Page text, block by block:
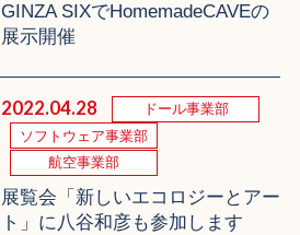
GINZA SIXでHomemadeCAVEの
展示開催
2022.04.28
ドール事業部
ソフトウェア事業部
航空事業部
展覧会「新しいエコロジーとアー
ト」に八谷和彦も参加します